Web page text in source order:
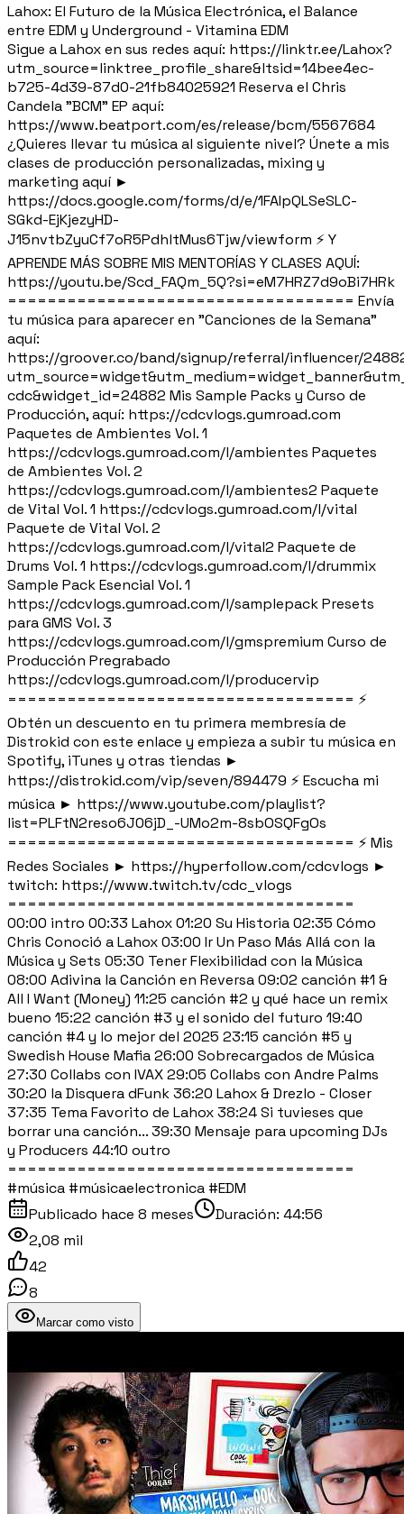
Lahox: El Futuro de la Música Electrónica, el Balance
entre EDM y Underground - Vitamina EDM
Sigue a Lahox en sus redes aquí: https://linktr.ee/Lahox?
utm_source=linktree_profile_share&ltsid=14bee4ec-
b725-4d39-87d0-21fb84025921 Reserva el Chris
Candela "BCM" EP aquí:
https://www.beatport.com/es/release/bcm/5567684
¿Quieres llevar tu música al siguiente nivel? Únete a mis
clases de producción personalizadas, mixing y
marketing aquí ►
https://docs.google.com/forms/d/e/1FAIpQLSeSLC-
SGkd-EjKjezyHD-
J15nvtbZyuCf7oR5PdhltMus6Tjw/viewform ⚡ Y
APRENDE MÁS SOBRE MIS MENTORÍAS Y CLASES AQUÍ:
https://youtu.be/Scd_FAQm_5Q?si=eM7HRZ7d9oBi7HRk
=================================== Envía
tu música para aparecer en "Canciones de la Semana"
aquí:
https://groover.co/band/signup/referral/influencer/
cdc&widget_id=24882 Mis Sample Packs y Curso de
Producción, aquí: https://cdcvlogs.gumroad.com
Paquetes de Ambientes Vol. 1
https://cdcvlogs.gumroad.com/l/ambientes Paquetes
de Ambientes Vol. 2
https://cdcvlogs.gumroad.com/l/ambientes2 Paquete
de Vital Vol. 1 https://cdcvlogs.gumroad.com/l/vital
Paquete de Vital Vol. 2
https://cdcvlogs.gumroad.com/l/vital2 Paquete de
Drums Vol. 1 https://cdcvlogs.gumroad.com/l/drummix
Sample Pack Esencial Vol. 1
https://cdcvlogs.gumroad.com/l/samplepack Presets
para GMS Vol. 3
https://cdcvlogs.gumroad.com/l/gmspremium Curso de
Producción Pregrabado
https://cdcvlogs.gumroad.com/l/producervip
=================================== ⚡
Obtén un descuento en tu primera membresía de
Distrokid con este enlace y empieza a subir tu música en
Spotify, iTunes y otras tiendas ►
https://distrokid.com/vip/seven/894479 ⚡ Escucha mi
música ► https://www.youtube.com/playlist?
list=PLFtN2reso6J06jD_-UMo2m-8sbOSQFgOs
=================================== ⚡ Mis
Redes Sociales ► https://hyperfollow.com/cdcvlogs ►
twitch: https://www.twitch.tv/cdc_vlogs
===================================
00:00 intro 00:33 Lahox 01:20 Su Historia 02:35 Cómo
Chris Conoció a Lahox 03:00 Ir Un Paso Más Allá con la
Música y Sets 05:30 Tener Flexibilidad con la Música
08:00 Adivina la Canción en Reversa 09:02 canción #1 &
All I Want (Money) 11:25 canción #2 y qué hace un remix
bueno 15:22 canción #3 y el sonido del futuro 19:40
canción #4 y lo mejor del 2025 23:15 canción #5 y
Swedish House Mafia 26:00 Sobrecargados de Música
27:30 Collabs con IVAX 29:05 Collabs con Andre Palms
30:20 la Disquera dFunk 36:20 Lahox & Drezlo - Closer
37:35 Tema Favorito de Lahox 38:24 Si tuvieses que
borrar una canción... 39:30 Mensaje para upcoming DJs
y Producers 44:10 outro
===================================
#música #músicaelectronica #EDM
Publicado hace 8 meses Duración: 44:56
2,08 mil
42
8
Marcar como visto